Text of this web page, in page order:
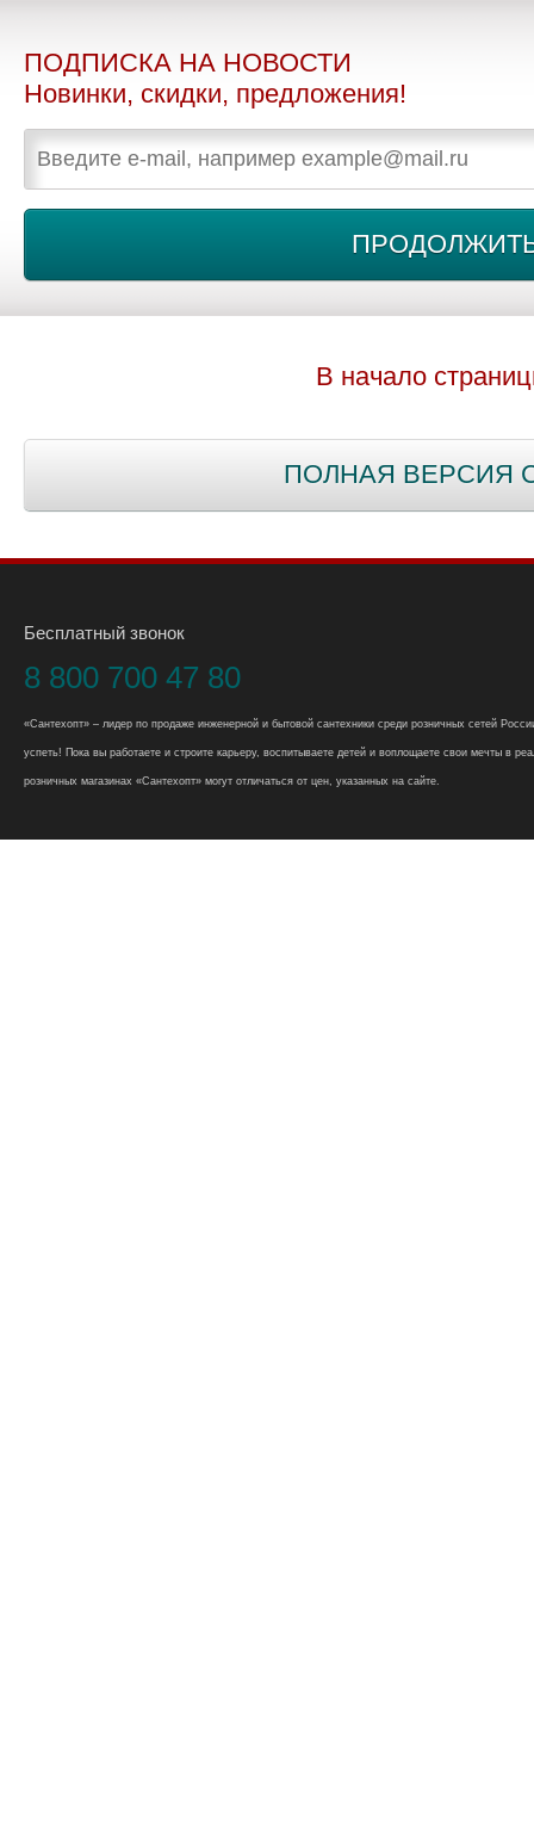
ПОДПИСКА НА НОВОСТИ
Новинки, скидки, предложения!
В начало
ПОЛНАЯ ВЕРСИЯ
Бесплатный звонок
8 800 700 47 80
«Сантехопт» – лидер по продаже инженерной и бытовой сантехники среди розничных сетей
успеть! Пока вы работаете и строите карьеру, воспитываете детей и воплощаете свои мечты в
розничных магазинах «Сантехопт» могут отличаться от цен, указанных на сайте.